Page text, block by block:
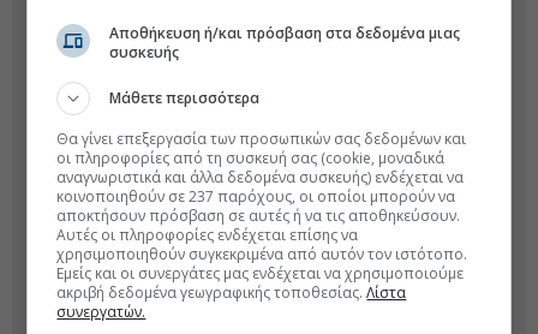
Αποθήκευση ή/και πρόσβαση στα δεδομένα μιας
συσκευής
Μάθετε περισσότερα
Θα γίνει επεξεργασία των προσωπικών σας δεδομένων και
οι πληροφορίες από τη συσκευή σας (cookie, μοναδικά
αναγνωριστικά και άλλα δεδομένα συσκευής) ενδέχεται να
κοινοποιηθούν σε 237 παρόχους, οι οποίοι μπορούν να
αποκτήσουν πρόσβαση σε αυτές ή να τις αποθηκεύσουν.
Αυτές οι πληροφορίες ενδέχεται επίσης να
χρησιμοποιηθούν συγκεκριμένα από αυτόν τον ιστότοπο.
Εμείς και οι συνεργάτες μας ενδέχεται να χρησιμοποιούμε
ακριβή δεδομένα γεωγραφικής τοποθεσίας.Λίστα
συνεργατών.